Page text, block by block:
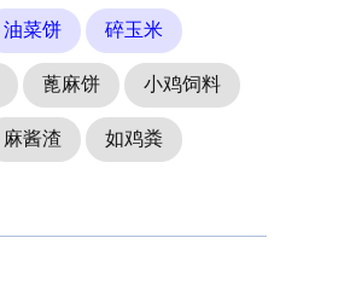
油菜饼 碎玉米
蓖麻饼 小鸡饲料
麻酱渣 如鸡粪